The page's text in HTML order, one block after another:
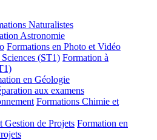
Naturalistes
Astronomie
Formations en Photo et Vidéo
(ST1) Formation à
en Géologie
aux examens
Formations Chimie et
Gestion de Projets Formation en